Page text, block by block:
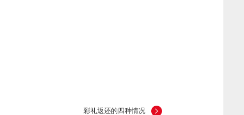
彩礼返还的四种情况